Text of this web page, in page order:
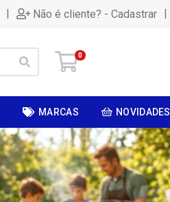
| Não é cliente? - Cadastrar |
0
MARCAS NOVIDADES